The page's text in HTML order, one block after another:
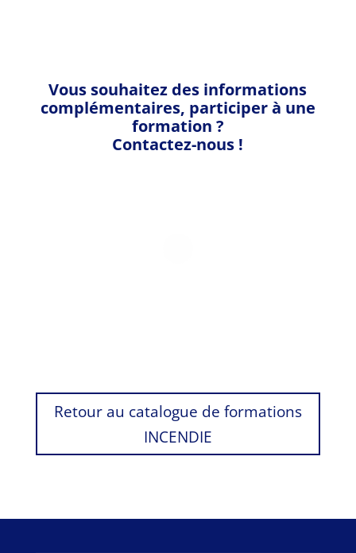
Vous souhaitez des informations
complémentaires, participer à une
formation ?
Contactez-nous !
Retour au catalogue de formations
INCENDIE